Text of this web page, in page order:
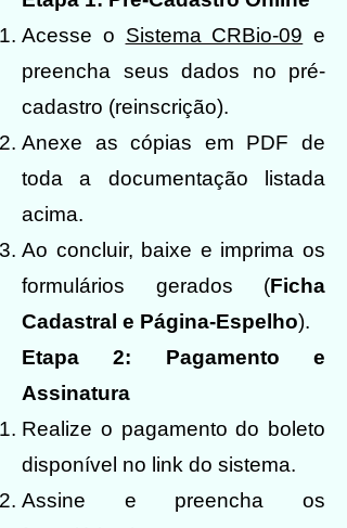
Acesse o Sistema CRBio-09 e
preencha seus dados no pré-
cadastro (reinscrição).
Anexe as cópias em PDF de
toda a documentação listada
acima.
Ao concluir, baixe e imprima os
formulários gerados (Ficha
Cadastral e Página-Espelho).
Etapa 2: Pagamento e
Assinatura
Realize o pagamento do boleto
disponível no link do sistema.
Assine e preencha os